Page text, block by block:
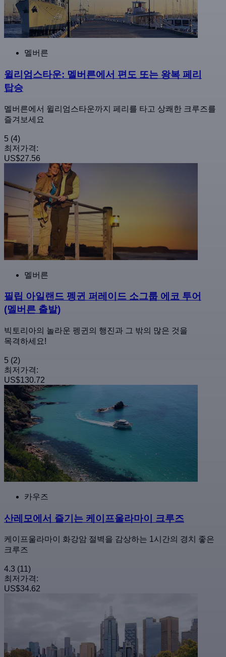
멜버른
윌리엄스타운: 멜버른에서 편도 또는 왕복 페리
탑승
멜버른에서 윌리엄스타운까지 페리를 타고 상쾌한 크루즈를
즐겨보세요
5 (4)
최저가격:
US$27.56
멜버른
필립 아일랜드 펭귄 퍼레이드 소그룹 에코 투어
(멜버른 출발)
빅토리아의 놀라운 펭귄의 행진과 그 밖의 많은 것을
목격하세요!
5 (2)
최저가격:
US$130.72
카우즈
산레모에서 즐기는 케이프울라마이 크루즈
케이프울라마이 화강암 절벽을 감상하는 1시간의 경치 좋은
크루즈
4.3 (11)
최저가격:
US$34.62